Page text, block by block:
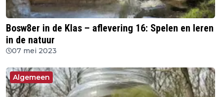
Bosw8er in de Klas – aflevering 16: Spelen en leren
in de natuur
07 mei 2023
Algemeen